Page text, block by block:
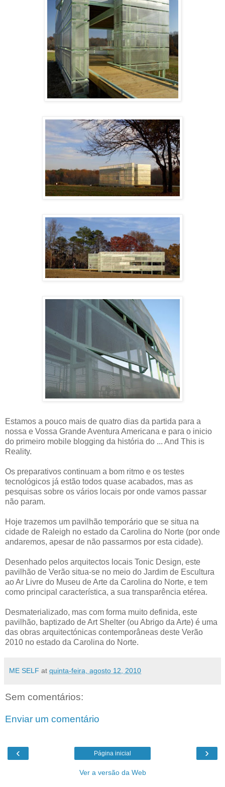
Estamos a pouco mais de quatro dias da partida para a
nossa e Vossa Grande Aventura Americana e para o inicio
do primeiro mobile blogging da história do ... And This is
Reality.
Os preparativos continuam a bom ritmo e os testes
tecnológicos já estão todos quase acabados, mas as
pesquisas sobre os vários locais por onde vamos passar
não param.
Hoje trazemos um pavilhão temporário que se situa na
cidade de Raleigh no estado da Carolina do Norte (por onde
andaremos, apesar de não passarmos por esta cidade).
Desenhado pelos arquitectos locais Tonic Design, este
pavilhão de Verão situa-se no meio do Jardim de Escultura
ao Ar Livre do Museu de Arte da Carolina do Norte, e tem
como principal característica, a sua transparência etérea.
Desmaterializado, mas com forma muito definida, este
pavilhão, baptizado de Art Shelter (ou Abrigo da Arte) é uma
das obras arquitectónicas contemporâneas deste Verão
2010 no estado da Carolina do Norte.
ME SELF at quinta-feira, agosto 12, 2010
Sem comentários:
Enviar um comentário
‹ ›
Página inicial
Ver a versão da Web